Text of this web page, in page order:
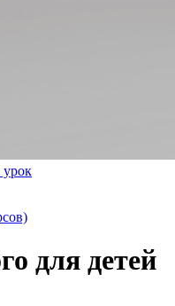
для детей